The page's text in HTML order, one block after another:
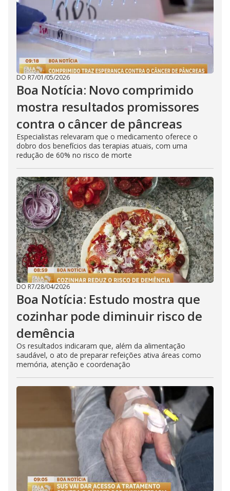
DO R7/01/05/2026
Boa Notícia: Novo comprimido
mostra resultados promissores
contra o câncer de pâncreas
Especialistas relevaram que o medicamento oferece o
dobro dos benefícios das terapias atuais, com uma
redução de 60% no risco de morte
DO R7/28/04/2026
Boa Notícia: Estudo mostra que
cozinhar pode diminuir risco de
demência
Os resultados indicaram que, além da alimentação
saudável, o ato de preparar refeições ativa áreas como
memória, atenção e coordenação